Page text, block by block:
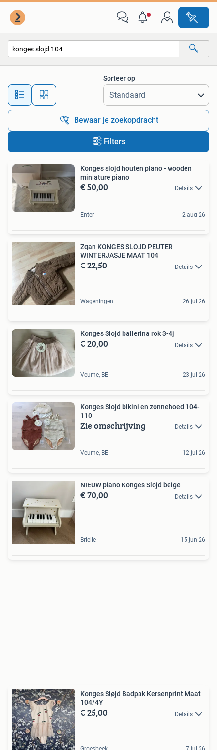
Alle afstanden…
Sorteer op
Bewaar je zoekopdracht
Filters
Konges slojd houten piano - wooden
miniature piano
€ 50,00 Details
Enter 2 aug 26
Zgan KONGES SLOJD PEUTER
WINTERJASJE MAAT 104
€ 22,50 Details
Wageningen 26 jul 26
Konges Slojd ballerina rok 3-4j
€ 20,00 Details
Veurne, BE 23 jul 26
Konges Slojd bikini en zonnehoed 104-
110
Zie omschrijving Details
Veurne, BE 12 jul 26
NIEUW piano Konges Slojd beige
€ 70,00 Details
Brielle 15 jun 26
Konges Sløjd Badpak Kersenprint Maat
104/4Y
€ 25,00 Details